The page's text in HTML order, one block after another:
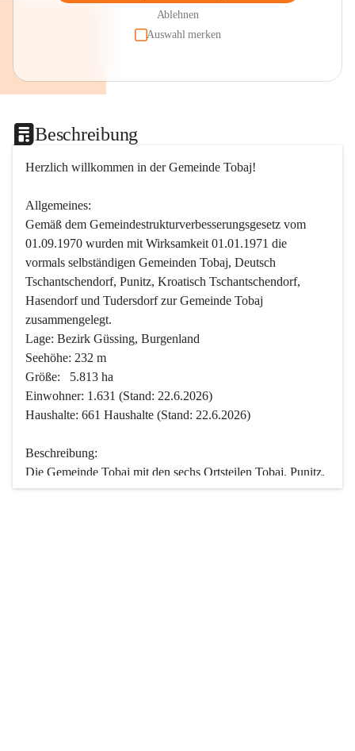
Ablehnen
Auswahl merken
Beschreibung
Herzlich willkommen in der Gemeinde Tobaj!
Allgemeines:
Gemäß dem Gemeindestrukturverbesserungsgesetz vom
01.09.1970 wurden mit Wirksamkeit 01.01.1971 die
vormals selbständigen Gemeinden Tobaj, Deutsch
Tschantschendorf, Punitz, Kroatisch Tschantschendorf,
Hasendorf und Tudersdorf zur Gemeinde Tobaj
zusammengelegt.
Lage: Bezirk Güssing, Burgenland
Seehöhe: 232 m
Größe:   5.813 ha
Einwohner: 1.631 (Stand: 22.6.2026)
Haushalte: 661 Haushalte (Stand: 22.6.2026)
Beschreibung:
Die Gemeinde Tobaj mit den sechs Ortsteilen Tobaj, Punitz,
Deutsch Tschantschendorf, Kroatisch Tschantschendorf,